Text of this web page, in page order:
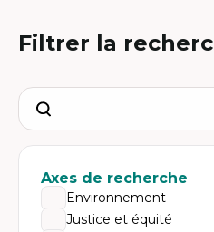
Filtrer la
Search
Axes de recherche
Environnement
Justice et équité